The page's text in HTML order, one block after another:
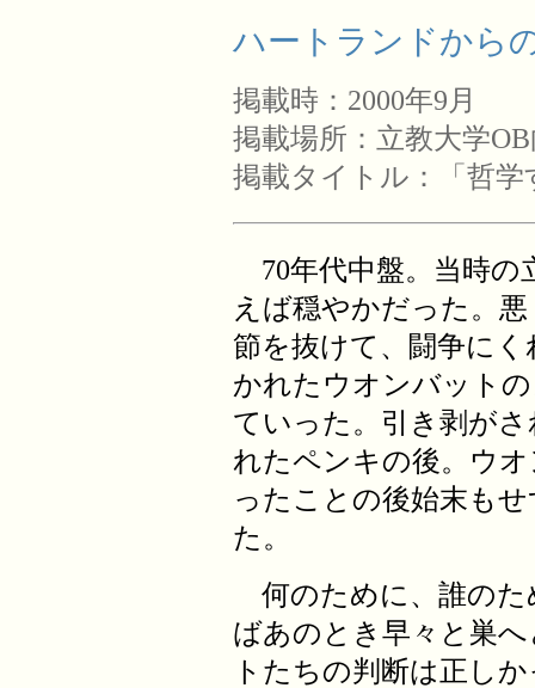
ハートランドから
掲載時：2000年9月
掲載場所：立教大学
掲載タイトル：「哲
70年代中盤。当時の
えば穏やかだった。
節を抜けて、闘争に
かれたウオンバット
ていった。引き剥が
れたペンキの後。ウ
ったことの後始末も
た。
何のために、誰のた
ばあのとき早々と巣
トたちの判断は正し